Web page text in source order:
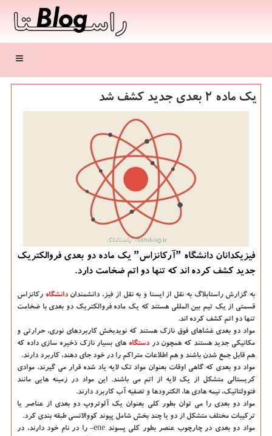
منو
یك ماده ۲ بعدی جدید كشف شد
فیزیكدانان دانشگاه ˮآركانزاسˮ یك ماده دو بعدی فروالكتریك
جدید كشف كرده اند كه تنها دو اتم ضخامت دارد.
به گزارش راستابلاگ به نقل از ایسنا و به نقل از فیز، دانشمنداندانشگاه‌ رکانزاس
قسمتی از یک تیم بین المللی هستند که یک ماده فروالکتریک دو بعدی با ضخامت
تنها دو اتم کشف کرده اند.
مواد دو بعدی غشاهای فوق نازک هستند که نویدبخش کاربردهای نوری، حرارتی و
مکانیکی جدید هستند که همچون دردستگاه های بسیار نازک ذخیره سازی داده که
هم قابل جمع شدن باشند و هم اطلاعات متراکم را در خود جای دهند، کاربرد دارند.
مواد دو بعدی که گاهی اوقات بعنوان مواد تک لایه یاد شده قرار می گیرند، موادی
کریستالی متشکل از یک لایه از اتم می باشند. این مواد در زمینه هایی مانند
فتوولتائیک، نیمه هادی ها، الکترودها و تصفیه آب کاربرد دارند.
مواد دو بعدی را می توان بطور کلی بعنوان یک آلوتروپ دو بعدی از عناصر یا
ترکیبات مختلف متشکل از دو یا چند بخش شامل پیوند کووالانسی طبقه بندی کرد.
مواد دو بعدی در چارچوب عنصر بطور کلی پسوند ene- را در نام خود دارند، در